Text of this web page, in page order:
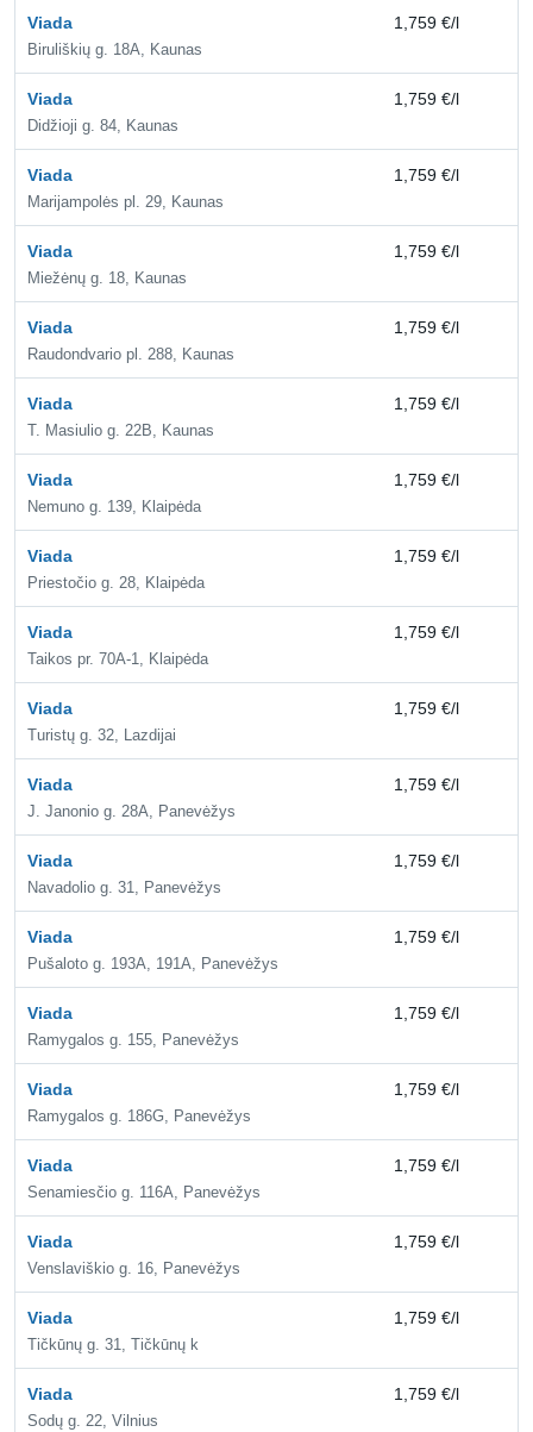
Viada
Biruliškių g. 18A, Kaunas
1,759 €/l
Viada
Didžioji g. 84, Kaunas
1,759 €/l
Viada
Marijampolės pl. 29, Kaunas
1,759 €/l
Viada
Miežėnų g. 18, Kaunas
1,759 €/l
Viada
Raudondvario pl. 288, Kaunas
1,759 €/l
Viada
T. Masiulio g. 22B, Kaunas
1,759 €/l
Viada
Nemuno g. 139, Klaipėda
1,759 €/l
Viada
Priestočio g. 28, Klaipėda
1,759 €/l
Viada
Taikos pr. 70A-1, Klaipėda
1,759 €/l
Viada
Turistų g. 32, Lazdijai
1,759 €/l
Viada
J. Janonio g. 28A, Panevėžys
1,759 €/l
Viada
Navadolio g. 31, Panevėžys
1,759 €/l
Viada
Pušaloto g. 193A, 191A, Panevėžys
1,759 €/l
Viada
Ramygalos g. 155, Panevėžys
1,759 €/l
Viada
Ramygalos g. 186G, Panevėžys
1,759 €/l
Viada
Senamiesčio g. 116A, Panevėžys
1,759 €/l
Viada
Venslaviškio g. 16, Panevėžys
1,759 €/l
Viada
Tičkūnų g. 31, Tičkūnų k
1,759 €/l
Viada
Sodų g. 22, Vilnius
1,759 €/l